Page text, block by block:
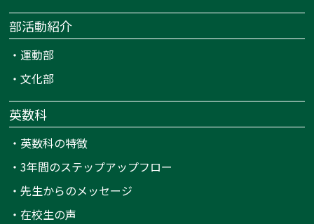
部活動紹介
・運動部
・文化部
英数科
・ 英数科の特徴
・3年間のステップアップフロー
・先生からのメッセージ
・在校生の声